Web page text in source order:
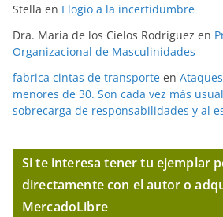
Stella en Elogio a la incertidumbre
Dra. Maria de los Cielos Rodriguez en
Organizacional de Masculinidades
fabrica cintas de transporte en
menores de 30. Son cada vez más
sobrecarga de responsabilidades y al
Si te interesa tener tu ejemplar
directamente con el autor o
MercadoLibre